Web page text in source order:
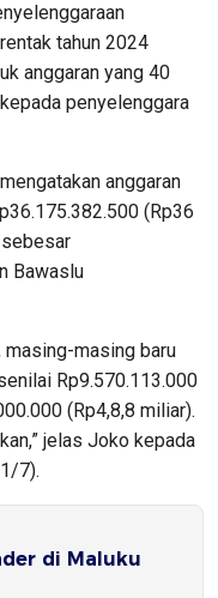
tahun 2024
anggaran yang 40
penyelenggara
anggaran
(Rp36
sebesar
Bawaslu
masing-masing baru
Rp9.570.113.000
(Rp4,8,8 miliar).
jelas Joko kepada
7).
di Maluku